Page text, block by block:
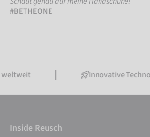
#BETHEONE
Innovative
Inside Reusch